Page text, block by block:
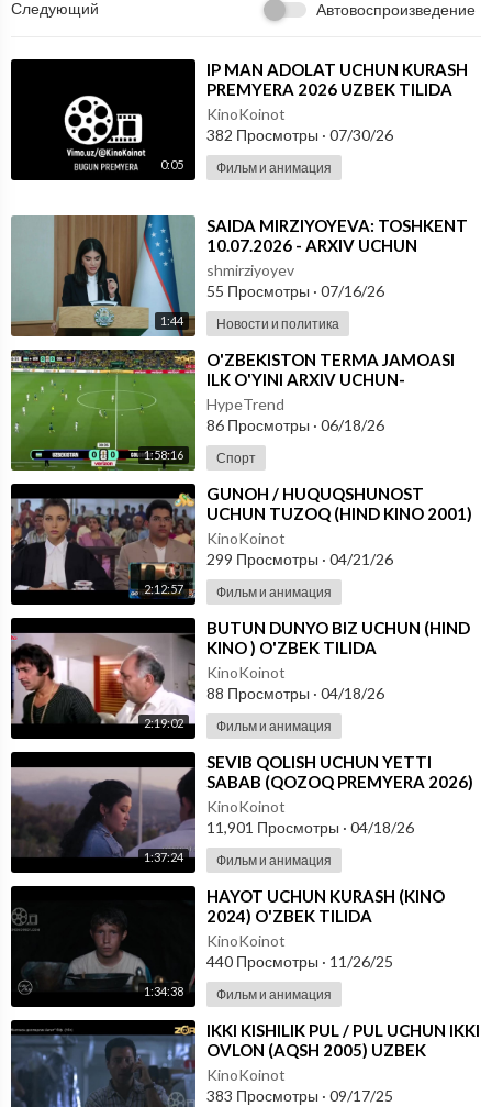
Следующий Автовоспроизведение
0:05
⁣IP MAN ADOLAT UCHUN KURASH
PREMYERA 2026 UZBEK TILIDA
KinoKoinot
382 Просмотры · 07/30/26
Фильм и анимация
1:44
⁣⁣SAIDA MIRZIYOYEVA: TOSHKENT
10.07.2026 - ARXIV UCHUN
shmirziyoyev
55 Просмотры · 07/16/26
Новости и политика
1:58:16
⁣O'ZBEKISTON TERMA JAMOASI
ILK O'YINI ARXIV UCHUN-
FUTBOOL BO'YICHA JAHON
CHEMPIONATI
HypeTrend
86 Просмотры · 06/18/26
Спорт
2:12:57
⁣GUNOH / HUQUQSHUNOST
UCHUN TUZOQ (HIND KINO 2001)
UZBEK TILIDA
KinoKoinot
299 Просмотры · 04/21/26
Фильм и анимация
2:19:02
⁣BUTUN DUNYO BIZ UCHUN (HIND
KINO ) O'ZBEK TILIDA
KinoKoinot
88 Просмотры · 04/18/26
Фильм и анимация
1:37:24
⁣SEVIB QOLISH UCHUN YETTI
SABAB (QOZOQ PREMYERA 2026)
O'ZBEK TILIDA
KinoKoinot
11,901 Просмотры · 04/18/26
Фильм и анимация
1:34:38
⁣HAYOT UCHUN KURASH (KINO
2024) O'ZBEK TILIDA
KinoKoinot
440 Просмотры · 11/26/25
Фильм и анимация
⁣IKKI KISHILIK PUL / PUL UCHUN IKKI
OVLON (AQSH 2005) UZBEK
TILIDA
KinoKoinot
383 Просмотры · 09/17/25